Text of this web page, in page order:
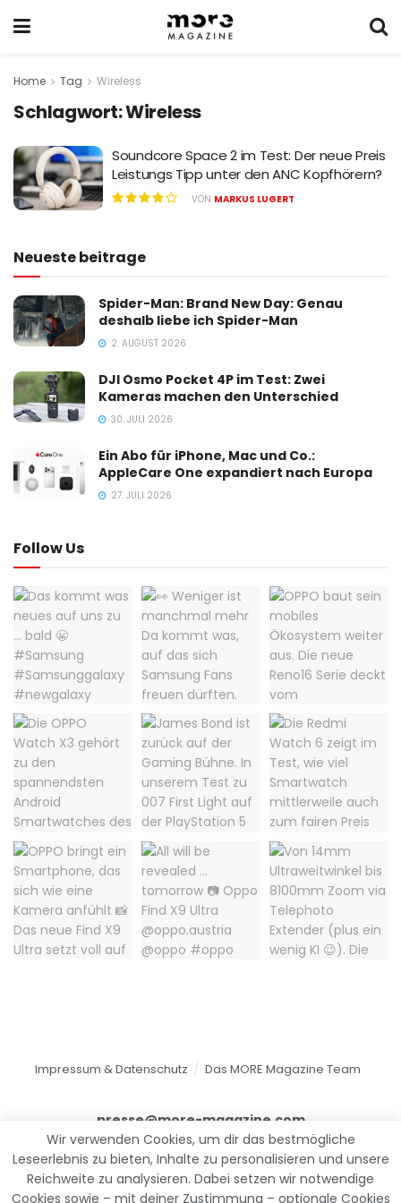
Home Tag Wireless
Schlagwort:Wireless
Soundcore Space 2 im Test: Der neue Preis
Leistungs Tipp unter den ANC Kopfhörern?
VON MARKUS LUGERT
Neueste beitrage
Spider-Man: Brand New Day: Genau
deshalb liebe ich Spider-Man
2. AUGUST 2026
DJI Osmo Pocket 4P im Test: Zwei
Kameras machen den Unterschied
30. JULI 2026
Ein Abo für iPhone, Mac und Co.:
AppleCare One expandiert nach Europa
27. JULI 2026
Follow Us
Impressum & Datenschutz Das MORE Magazine Team
presse@more-magazine.com
© 2025MORE Magazine
Wir verwenden Cookies, um dir das bestmögliche
Leseerlebnis zu bieten, Inhalte zu personalisieren und unsere
Reichweite zu analysieren. Dabei setzen wir notwendige
Cookies sowie – mit deiner Zustimmung – optionale Cookies